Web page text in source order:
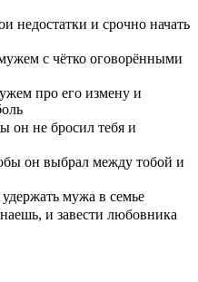
недостатки и срочно начать
с чётко оговорёнными
про его измену и
он не бросил тебя и
он выбрал между тобой и
мужа в семье
и завести любовника